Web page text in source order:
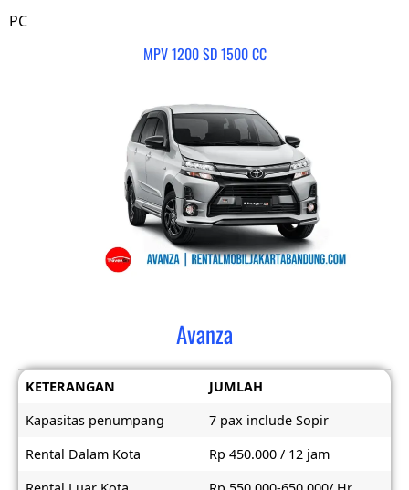
PC
MPV 1200 SD 1500 CC
Avanza
KETERANGAN
JUMLAH
Kapasitas penumpang
7 pax include Sopir
Rental Dalam Kota
Rp 450.000 / 12 jam